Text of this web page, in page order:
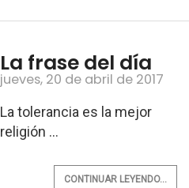
La frase del día
jueves, 20 de abril de 2017
La tolerancia es la mejor
religión ...
CONTINUAR LEYENDO...